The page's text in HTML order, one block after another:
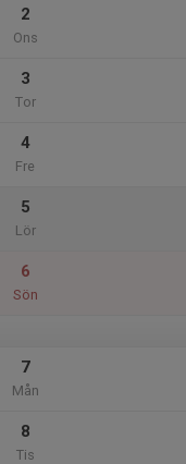
2
Ons
3
Tor
4
Fre
5
Lör
6
Sön
7
Mån
8
Tis